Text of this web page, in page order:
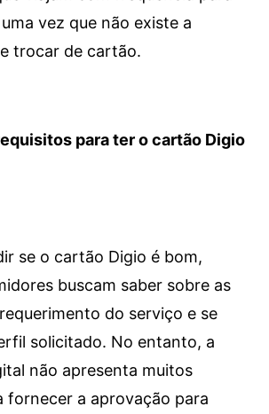
vez que não existe a
trocar de cartão.
para ter o cartão Digio
se o cartão Digio é bom,
buscam saber sobre as
do serviço e se
solicitado. No entanto, a
não apresenta muitos
fornecer a aprovação para